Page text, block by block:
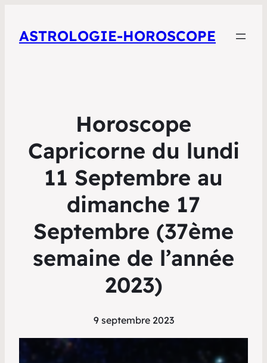
ASTROLOGIE-HOROSCOPE
Horoscope
Capricorne du lundi
11 Septembre au
dimanche 17
Septembre (37ème
semaine de l’année
2023)
9 septembre 2023